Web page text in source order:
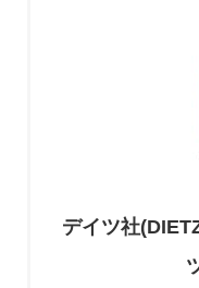
デイツ社